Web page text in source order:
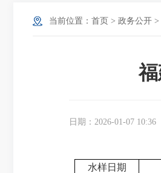
当前位置： 首页 > 政务公开 >
日期：2026-01-07 10:36
水样日期